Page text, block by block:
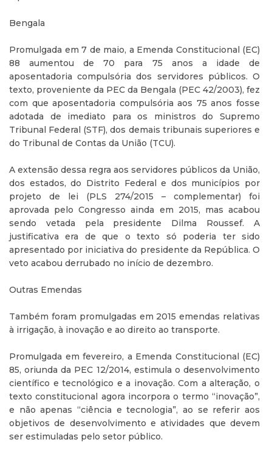
Bengala
Promulgada em 7 de maio, a Emenda Constitucional (EC)
88 aumentou de 70 para 75 anos a idade de
aposentadoria compulsória dos servidores públicos. O
texto, proveniente da PEC da Bengala (PEC 42/2003), fez
com que aposentadoria compulsória aos 75 anos fosse
adotada de imediato para os ministros do Supremo
Tribunal Federal (STF), dos demais tribunais superiores e
do Tribunal de Contas da União (TCU).
A extensão dessa regra aos servidores públicos da União,
dos estados, do Distrito Federal e dos municípios por
projeto de lei (PLS 274/2015 – complementar) foi
aprovada pelo Congresso ainda em 2015, mas acabou
sendo vetada pela presidente Dilma Roussef. A
justificativa era de que o texto só poderia ter sido
apresentado por iniciativa do presidente da República. O
veto acabou derrubado no início de dezembro.
Outras Emendas
Também foram promulgadas em 2015 emendas relativas
à irrigação, à inovação e ao direito ao transporte.
Promulgada em fevereiro, a Emenda Constitucional (EC)
85, oriunda da PEC 12/2014, estimula o desenvolvimento
científico e tecnológico e a inovação. Com a alteração, o
texto constitucional agora incorpora o termo “inovação”,
e não apenas “ciência e tecnologia”, ao se referir aos
objetivos de desenvolvimento e atividades que devem
ser estimuladas pelo setor público.